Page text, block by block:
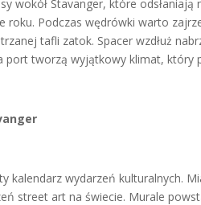
wokół Stavanger, które
roku. Podczas wędrówki warto
tafli zatok. Spacer wzdłuż
port tworzą wyjątkowy klimat, który
kalendarz wydarzeń kulturalnych.
street art na świecie. Murale